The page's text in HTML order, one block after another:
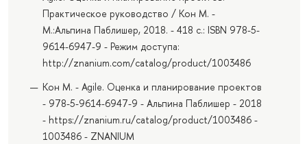
Практическое руководство / Кон М. -
М.:Альпина Паблишер, 2018. - 418 с.: ISBN 978-5-
9614-6947-9 - Режим доступа:
http://znanium.com/catalog/product/1003486
Кон М. - Agile. Оценка и планирование проектов
- 978-5-9614-6947-9 - Альпина Паблишер - 2018
- https://znanium.ru/catalog/product/1003486 -
1003486 - ZNANIUM